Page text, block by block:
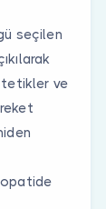
seçilen
tetikler ve